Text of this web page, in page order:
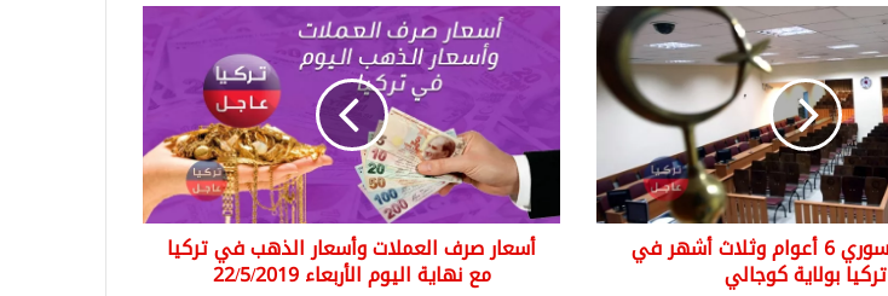
سجن شاب سوري 6 أعوام وثلاث أشهر في
تركيا بولاية كوجالي
في
نهاية
اليومأسعار صرف العملات وأسعار الذهب في تركيا
مع نهاية اليوم الأربعاء 22/5/2019